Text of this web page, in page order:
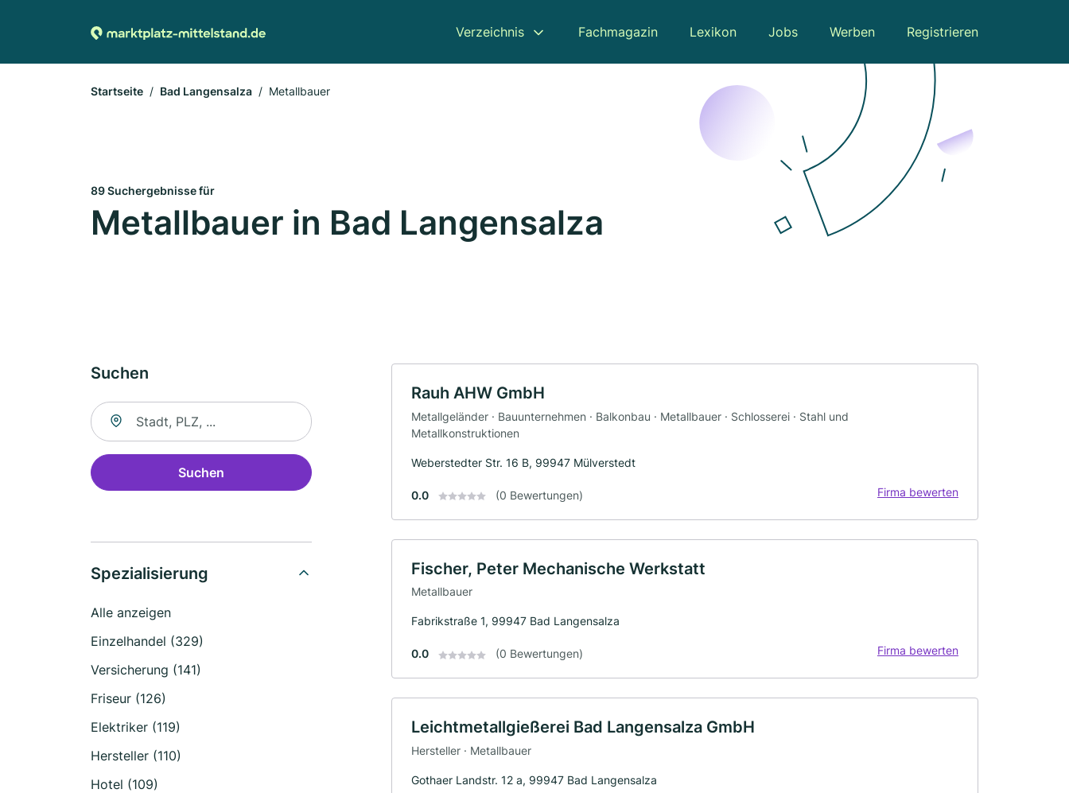
Verzeichnis Fachmagazin Lexikon Jobs Werben Registrieren
Startseite Bad Langensalza Metallbauer
89 Suchergebnisse für
Metallbauer in Bad Langensalza
Suchen
Suche nach Ort
Suchen
Spezialisierung
Alle anzeigen
Einzelhandel (329)
Versicherung (141)
Friseur (126)
Elektriker (119)
Hersteller (110)
Hotel (109)
Rauh AHW GmbH
Metallgeländer · Bauunternehmen · Balkonbau · Metallbauer · Schlosserei · Stahl und
Metallkonstruktionen
Weberstedter Str. 16 B, 99947 Mülverstedt
0.0 (0 Bewertungen) Firma bewerten
Fischer, Peter Mechanische Werkstatt
Metallbauer
Fabrikstraße 1, 99947 Bad Langensalza
0.0 (0 Bewertungen) Firma bewerten
Leichtmetallgießerei Bad Langensalza GmbH
Hersteller · Metallbauer
Gothaer Landstr. 12 a, 99947 Bad Langensalza